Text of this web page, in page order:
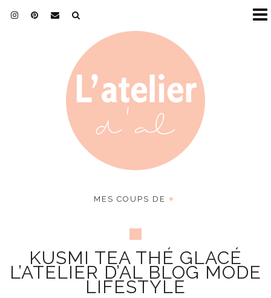
MES COUPS DE ♥
KUSMI TEA THÉ GLACÉ
L’ATELIER D’AL BLOG MODE
LIFESTYLE